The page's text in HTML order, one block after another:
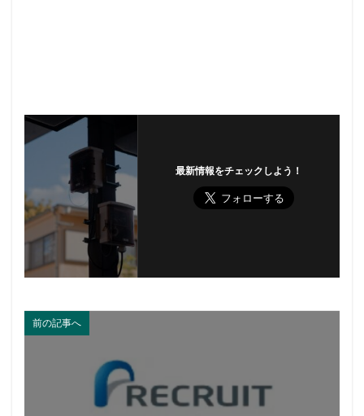
最新情報をチェックしよう！
前の記事へ